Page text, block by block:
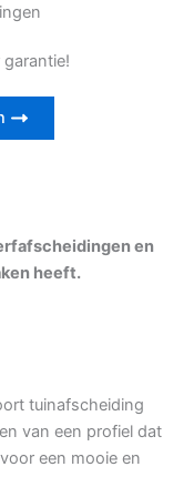
en
heeft.
tuinafscheiding
van een profiel dat
een mooie en